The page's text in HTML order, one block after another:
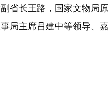
省长王路，国家文物局
局主席吕建中等领导、